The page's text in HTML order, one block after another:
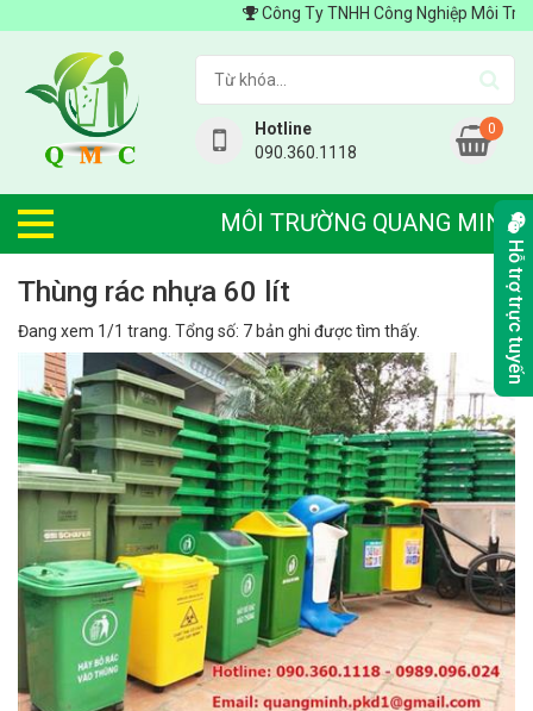
Công Ty TNHH Công Nghiệp Môi
Hotline
090.360.1118
0
MÔI TRƯỜNG QUANG MINH
thùng rác nhựa 60 lít
Đang xem 1/1 trang. Tổng số: 7 bản ghi được tìm thấy. Hỗ trợ trực tuyến